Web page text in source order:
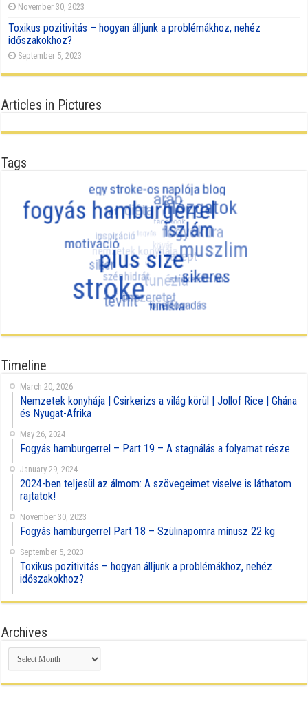
November 30, 2023
Toxikus pozitivitás – hogyan álljunk a problémákhoz, nehéz
időszakokhoz?
September 5, 2023
Articles in Pictures
Tags
Timeline
March 20, 2026
Nemzetek konyhája | Csirkerizs a világ körül | Jollof Rice | Ghána
és Nyugat-Afrika
May 26, 2024
Fogyás hamburgerrel – Part 19 – A stagnálás a folyamat része
January 29, 2024
2024-ben teljesül az álmom: A szövegeimet viselve is láthatom
rajtatok!
November 30, 2023
Fogyás hamburgerrel Part 18 – Szülinapomra mínusz 22 kg
September 5, 2023
Toxikus pozitivitás – hogyan álljunk a problémákhoz, nehéz
időszakokhoz?
Archives
Archives